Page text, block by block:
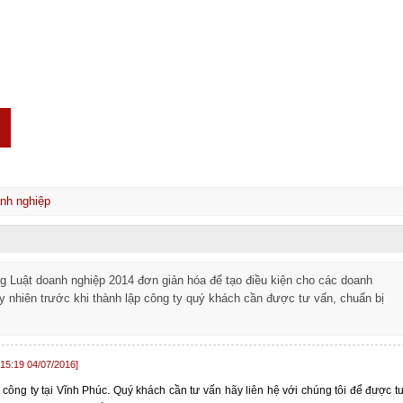
nghiệp
Luật doanh nghiệp 2014 đơn giản hóa để tạo điều kiện cho các doanh
nhiên trước khi thành lập công ty quý khách cần được tư vấn, chuẩn bị
04/07/2016]
ty tại Vĩnh Phúc. Quý khách cần tư vấn hãy liên hệ với chúng tôi để được